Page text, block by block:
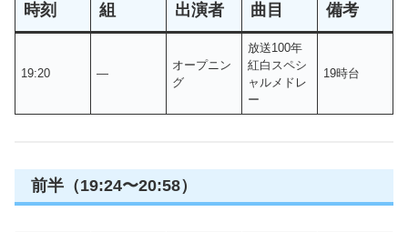
時刻 組 出演者 曲目 備考
19:20 ―
オープニン
グ
放送100年
紅白スペシ
ャルメドレ
ー
19時台
前半（19:24〜20:58）